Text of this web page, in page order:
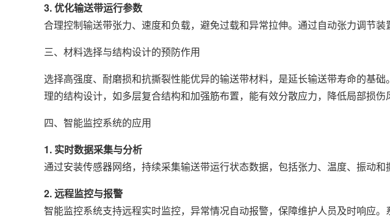
3. 优化输送带运行参数
合理控制输送带张力、速度和负载，避免过载和异常拉伸。通过自动张力调节
三、材料选择与结构设计的预防作用
选择高强度、耐磨损和抗撕裂性能优异的输送带材料，是延长输送带寿命的基
理的结构设计，如多层复合结构和加强筋布置，能有效分散应力，降低局部损伤
四、智能监控系统的应用
1. 实时数据采集与分析
通过安装传感器网络，持续采集输送带运行状态数据，包括张力、温度、振动
2. 远程监控与报警
智能监控系统支持远程实时监控，异常情况自动报警，保障维护人员及时响应